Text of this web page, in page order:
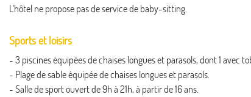
L'hôtel ne propose pas de service de baby-sitting.
Sports et loisirs
- 3 piscines équipées de chaises longues et parasols, dont 1 avec
- Plage de sable équipée de chaises longues et parasols.
- Salle de sport ouvert de 9h à 21h, à partir de 16 ans.